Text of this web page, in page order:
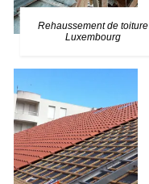
Rehaussement de toiture
Luxembourg